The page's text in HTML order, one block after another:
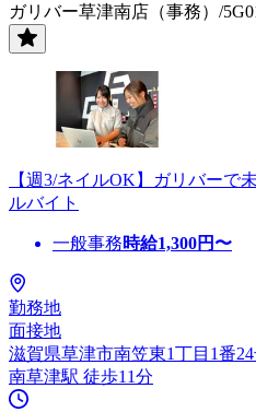
ガリバー草津南店（事務）/
【週3/ネイルOK】ガリバーで
ルバイト
一般事務時給1,300円〜
勤務地
面接地
滋賀県草津市南笠東1丁目1番
南草津駅 徒歩11分